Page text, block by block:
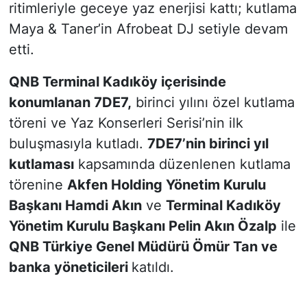
ritimleriyle geceye yaz enerjisi kattı; kutlama
Maya & Taner’in Afrobeat DJ setiyle devam
etti.
QNB Terminal Kadıköy içerisinde
konumlanan 7DE7, birinci yılını özel kutlama
töreni ve Yaz Konserleri Serisi’nin ilk
buluşmasıyla kutladı. 7DE7’nin birinci yıl
kutlamasıkapsamında düzenlenen kutlama
törenine Akfen Holding Yönetim Kurulu
Başkanı Hamdi Akınve Terminal Kadıköy
Yönetim Kurulu Başkanı Pelin Akın Özalp ile
QNB Türkiye Genel Müdürü Ömür Tan ve
banka yöneticileri katıldı.